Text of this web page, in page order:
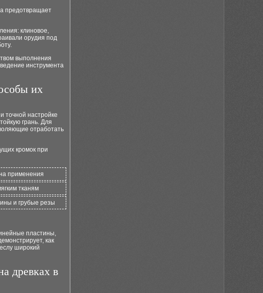
предотвращает
клиновое,
орудия под
выполнения
инструмента
их
точной настройке
грань. Для
отработать
кромок при
применения
тканям
и грубые резы
пластины,
как
широкий
древках в